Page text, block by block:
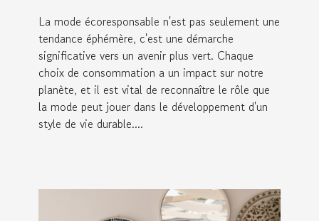
La mode écoresponsable n'est pas seulement une
tendance éphémère, c'est une démarche
significative vers un avenir plus vert. Chaque
choix de consommation a un impact sur notre
planète, et il est vital de reconnaître le rôle que
la mode peut jouer dans le développement d'un
style de vie durable....